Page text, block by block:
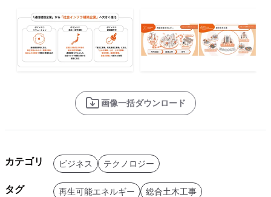
画像一括ダウンロード
カテゴリ ビジネス テクノロジー
タグ 再生可能エネルギー 総合土木工事